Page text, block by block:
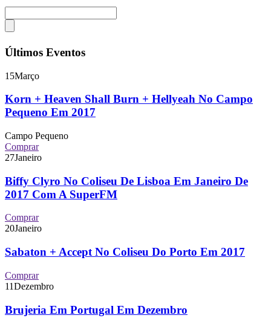
Últimos Eventos
15Março
Korn + Heaven Shall Burn + Hellyeah No Campo
Pequeno Em 2017
Campo Pequeno
Comprar
27Janeiro
Biffy Clyro No Coliseu De Lisboa Em Janeiro De
2017 Com A SuperFM
Comprar
20Janeiro
Sabaton + Accept No Coliseu Do Porto Em 2017
Comprar
11Dezembro
Brujeria Em Portugal Em Dezembro